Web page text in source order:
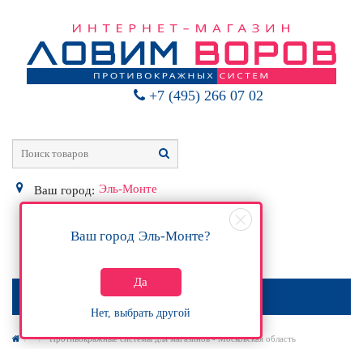
+7 (495) 266 07 02
Ваш город: Эль-Монте
Ваш город Эль-Монте?
Да
Нет, выбрать другой
0Р
МЕНЮ
Противокражные системы для магазинов - Московская область